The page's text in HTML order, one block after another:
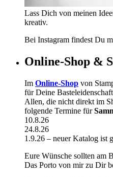
Lass Dich von meinen
kreativ.
Bei Instagram findest Du
Online-Shop &
Im Online-Shop von
für Deine
Allen, die nicht direkt im
folgende Termine für
10.8.26
24.8.26
1.9.26 – neuer Katalog ist
Eure Wünsche sollten am
Das Porto von mir zu Dir